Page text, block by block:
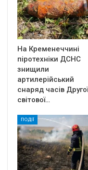
На Кременеччині
піротехніки ДСНС
знищили
артилерійський
снаряд часів Другої
світової…
ПОДІЇ